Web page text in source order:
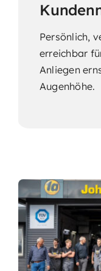
Persönlich,
erreichbar
Anliegen
Augenhöhe.